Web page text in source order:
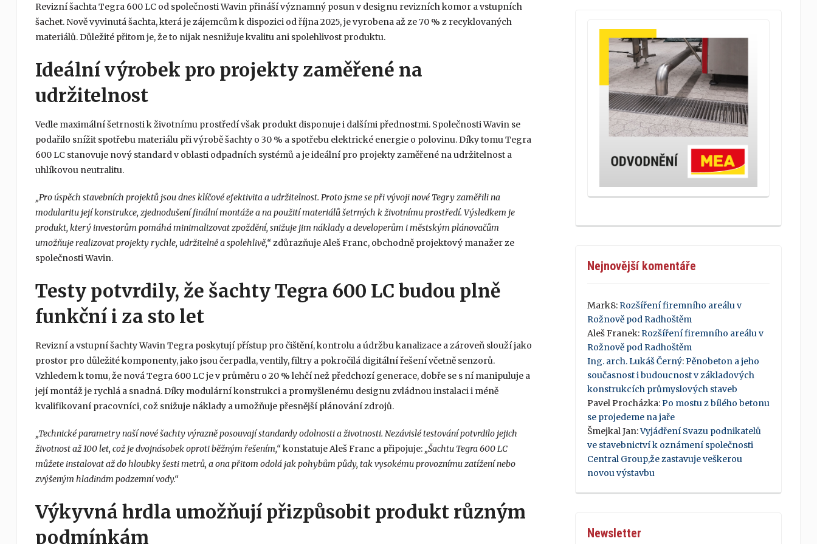
Revizní šachta Tegra 600 LC od společnosti Wavin přináší významný posun v designu revizních komor a vstupních
šachet. Nově vyvinutá šachta, která je zájemcům k dispozici od října 2025, je vyrobena až ze 70 % z recyklovaných
materiálů. Důležité přitom je, že to nijak nesnižuje kvalitu ani spolehlivost produktu.
Ideální výrobek pro projekty zaměřené na
udržitelnost
Vedle maximální šetrnosti k životnímu prostředí však produkt disponuje i dalšími přednostmi. Společnosti Wavin se
podařilo snížit spotřebu materiálu při výrobě šachty o 30 % a spotřebu elektrické energie o polovinu. Díky tomu Tegra
600 LC stanovuje nový standard v oblasti odpadních systémů a je ideální pro projekty zaměřené na udržitelnost a
uhlíkovou neutralitu.
„Pro úspěch stavebních projektů jsou dnes klíčové efektivita a udržitelnost. Proto jsme se při vývoji nové Tegry zaměřili na
modularitu její konstrukce, zjednodušení finální montáže a na použití materiálů šetrných k životnímu prostředí. Výsledkem je
produkt, který investorům pomáhá minimalizovat zpoždění, snižuje jim náklady a developerům i městským plánovačům
umožňuje realizovat projekty rychle, udržitelně a spolehlivě,“zdůrazňuje Aleš Franc, obchodně projektový manažer ze
společnosti Wavin.
Testy potvrdily, že šachty Tegra 600 LC budou plně
funkční i za sto let
Revizní a vstupní šachty Wavin Tegra poskytují přístup pro čištění, kontrolu a údržbu kanalizace a zároveň slouží jako
prostor pro důležité komponenty, jako jsou čerpadla, ventily, filtry a pokročilá digitální řešení včetně senzorů.
Vzhledem k tomu, že nová Tegra 600 LC je v průměru o 20 % lehčí než předchozí generace, dobře se s ní manipuluje a
její montáž je rychlá a snadná. Díky modulární konstrukci a promyšlenému designu zvládnou instalaci i méně
kvalifikovaní pracovníci, což snižuje náklady a umožňuje přesnější plánování zdrojů.
„Technické parametry naší nové šachty výrazně posouvají standardy odolnosti a životnosti. Nezávislé testování potvrdilo jejich
životnost až 100 let, což je dvojnásobek oproti běžným řešením,“konstatuje Aleš Franc a připojuje: „Šachtu Tegra 600 LC
můžete instalovat až do hloubky šesti metrů, a ona přitom odolá jak pohybům půdy, tak vysokému provoznímu zatížení nebo
zvýšeným hladinám podzemní vody.“
Výkyvná hrdla umožňují přizpůsobit produkt různým
podmínkám
Nejnovější komentáře
Mark8:Rozšíření firemního areálu v
Rožnově pod Radhoštěm
Aleš Franek:Rozšíření firemního areálu v
Rožnově pod Radhoštěm
Ing. arch. Lukáš Černý:Pěnobeton a jeho
současnost i budoucnost v základových
konstrukcích průmyslových staveb
Pavel Procházka:Po mostu z bílého betonu
se projedeme na jaře
Šmejkal Jan:Vyjádření Svazu podnikatelů
ve stavebnictví k oznámení společnosti
Central Group,že zastavuje veškerou
novou výstavbu
Newsletter